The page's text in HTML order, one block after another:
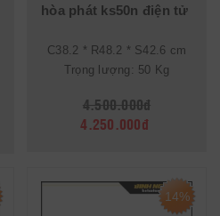
hòa phát ks50n điện tử
C38.2 * R48.2 * S42.6 cm
Trọng lượng: 50 Kg
4.500.000đ
4.250.000đ
14%